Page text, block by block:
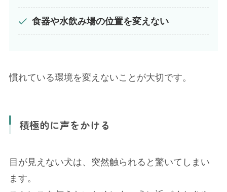
食器や水飲み場の位置を変えない
慣れている環境を変えないことが大切です。
積極的に声をかける
目が見えない犬は、突然触られると驚いてしまい
ます。